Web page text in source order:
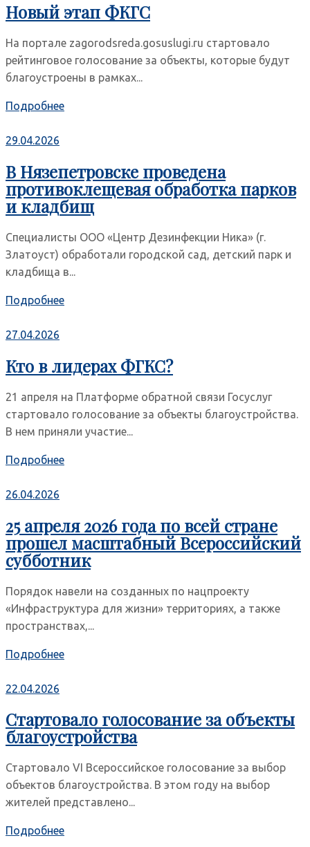
Новый этап ФКГС
На портале zagorodsreda.gosuslugi.ru стартовало
рейтинговое голосование за объекты, которые будут
благоустроены в рамках...
Подробнее
29.04.2026
В Нязепетровске проведена
противоклещевая обработка парков
и кладбищ
Специалисты ООО «Центр Дезинфекции Ника» (г.
Златоуст) обработали городской сад, детский парк и
кладбища в...
Подробнее
27.04.2026
Кто в лидерах ФГКС?
21 апреля на Платформе обратной связи Госуслуг
стартовало голосование за объекты благоустройства.
В нем приняли участие...
Подробнее
26.04.2026
25 апреля 2026 года по всей стране
прошел масштабный Всероссийский
субботник
Порядок навели на созданных по нацпроекту
«Инфраструктура для жизни» территориях, а также
пространствах,...
Подробнее
22.04.2026
Стартовало голосование за объекты
благоустройства
Стартовало VI Всероссийское голосование за выбор
объектов благоустройства. В этом году на выбор
жителей представлено...
Подробнее